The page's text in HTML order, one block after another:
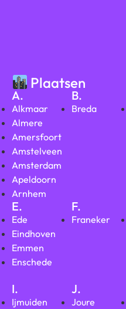
Plaatsen
A.
Alkmaar
Almere
Amersfoort
Amstelveen
Amsterdam
Apeldoorn
Arnhem
B.
Breda
E.
Ede
Eindhoven
Emmen
Enschede
F.
Franeker
I.
Ijmuiden
J.
Joure